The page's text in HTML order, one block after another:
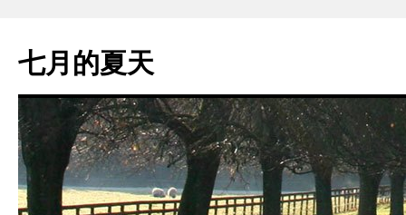
content
七月的夏天